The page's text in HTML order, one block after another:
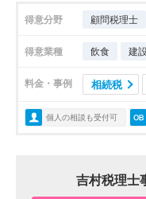
得意分野 顧問税理士
得意業種 飲食 建
料金・事例 相続税
個人の相談も受付可
吉村税理士